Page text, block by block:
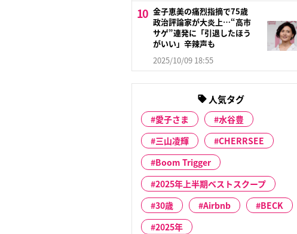
金子恵美の痛烈指摘で75歳
政治評論家が大炎上…“高市
サゲ”連発に「引退したほう
がいい」辛辣声も
2025/10/09 18:55
人気タグ
愛子さま
水谷豊
三山凌輝
CHERRSEE
Boom Trigger
2025年上半期ベストスクープ
30歳
Airbnb
BECK
2025年